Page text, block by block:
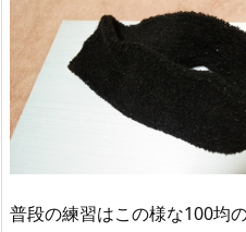
普段の練習はこの様な100均